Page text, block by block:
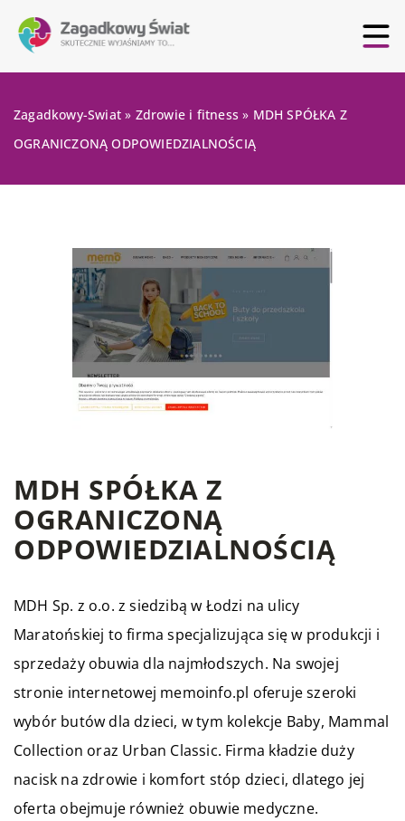
Zagadkowy-Swiat » Zdrowie i fitness » MDH SPÓŁKA Z
OGRANICZONĄ ODPOWIEDZIALNOŚCIĄ
MDH SPÓŁKA Z
OGRANICZONĄ
ODPOWIEDZIALNOŚCIĄ
MDH Sp. z o.o. z siedzibą w Łodzi na ulicy
Maratońskiej to firma specjalizująca się w produkcji i
sprzedaży obuwia dla najmłodszych. Na swojej
stronie internetowej memoinfo.pl oferuje szeroki
wybór butów dla dzieci, w tym kolekcje Baby, Mammal
Collection oraz Urban Classic. Firma kładzie duży
nacisk na zdrowie i komfort stóp dzieci, dlatego jej
oferta obejmuje również obuwie medyczne.